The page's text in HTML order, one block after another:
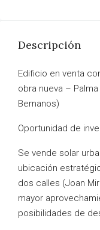
Descripción
Edificio en venta
obra nueva –
Bernanos)
Oportunidad de
Se vende solar
ubicación
dos calles (Joan
mayor
posibilidades de